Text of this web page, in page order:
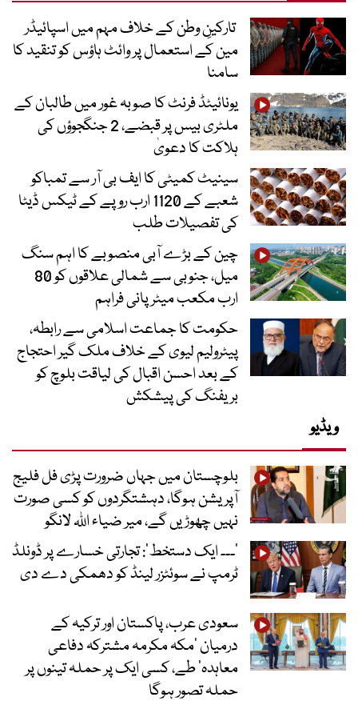
تارکینِ وطن کے خلاف مہم میں اسپائیڈر
مین کے استعمال پر وائٹ ہاؤس کو تنقید کا
سامنا
یونائیٹڈ فرنٹ کا صوبہ غور میں طالبان کے
ملٹری بیس پر قبضے، 2 جنگجوؤں کی
ہلاکت کا دعویٰ
سینیٹ کمیٹی کا ایف بی آر سے تمباکو
شعبے کے 1120 ارب روپے کے ٹیکس ڈیٹا
کی تفصیلات طلب
چین کے بڑے آبی منصوبے کا اہم سنگ
میل، جنوبی سے شمالی علاقوں کو 80
ارب مکعب میٹر پانی فراہم
حکومت کا جماعت اسلامی سے رابطہ،
پیٹرولیم لیوی کے خلاف ملک گیر احتجاج
کے بعد احسن اقبال کی لیاقت بلوچ کو
بریفنگ کی پیشکش
ویڈیو
بلوچستان میں جہاں ضرورت پڑی فل فلیج
آپریشن ہوگا، دہشتگردوں کو کسی صورت
نہیں چھوڑیں گے، میر ضیاء اللہ لانگو
’۔۔۔ ایک دستخط‘: تجارتی خسارے پر ڈونلڈ
ٹرمپ نے سوئٹزر لینڈ کو دھمکی دے دی
سعودی عرب، پاکستان اور ترکیہ کے
درمیان ’مکہ مکرمہ مشترکہ دفاعی
معاہدہ‘ طے، کسی ایک پر حملہ تینوں پر
حملہ تصور ہوگا